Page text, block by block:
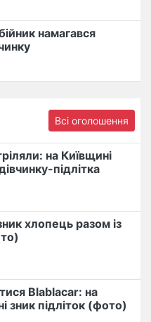
намагався
Всі оголошення
на Київщині
підлітка
хлопець разом із
Blablacar: на
підліток (фото)